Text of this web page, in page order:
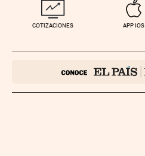
COTIZACIONES APP IOS